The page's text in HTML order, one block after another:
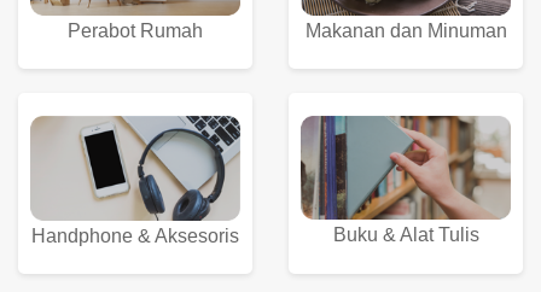
Perabot Rumah Makanan dan Minuman
Handphone & Aksesoris Buku & Alat Tulis